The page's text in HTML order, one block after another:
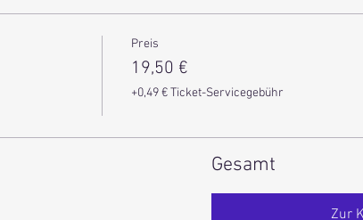
Preis
19,50 €
+0,49 € Ticket-Servicegebühr
Gesamt
Zur